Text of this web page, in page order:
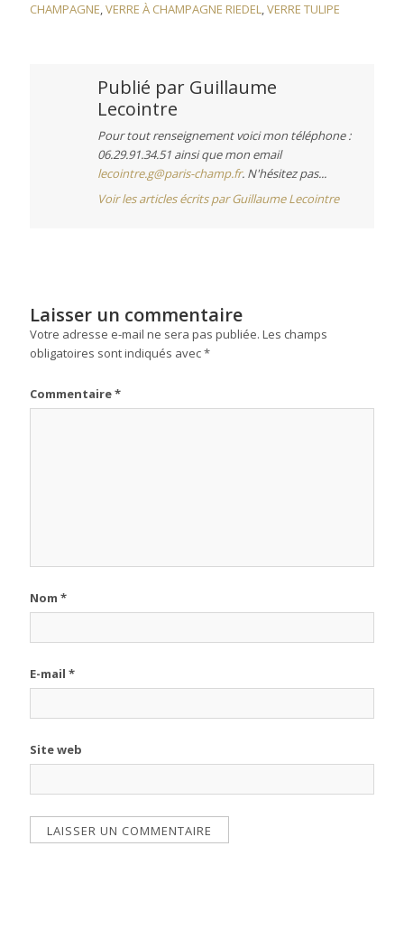
CHAMPAGNE,VERRE À CHAMPAGNE RIEDEL,VERRE TULIPE
Publié par Guillaume
Lecointre
Pour tout renseignement voici mon téléphone :
06.29.91.34.51 ainsi que mon email
lecointre.g@paris-champ.fr. N'hésitez pas...
Voir les articles écrits par Guillaume Lecointre
Laisser un commentaire
Votre adresse e-mail ne sera pas publiée. Les champs
obligatoires sont indiqués avec*
Commentaire*
Nom*
E-mail*
Site web